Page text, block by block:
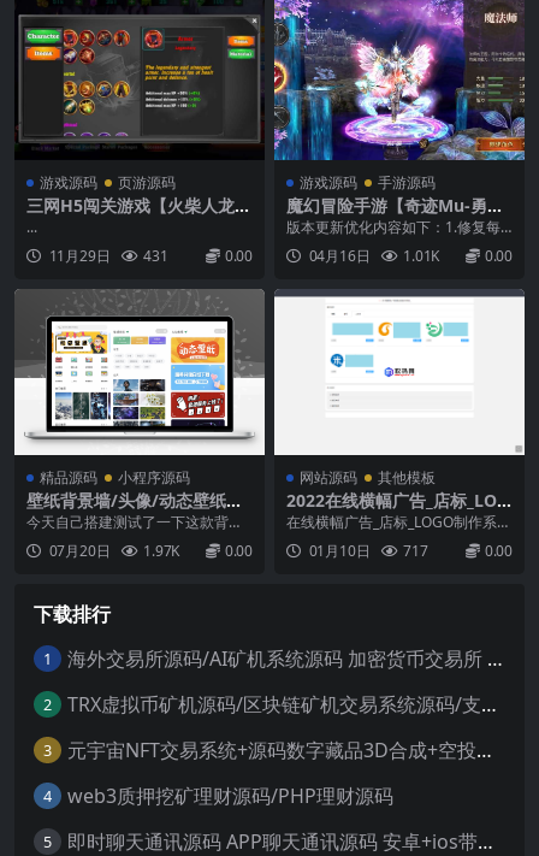
游戏源码 页游源码
三网H5闯关游戏【火柴人龙拳
服务端+Win一键服务端+逆向
前端源码+解压即玩+详细搭建
...
11月29日
431 0.00
游戏源码 手游源码
魔幻冒险手游【奇迹Mu-勇者
大陆修复版】最新整理Ubunt
u服务端+安卓苹果双端+CDK
授权后台+前后端全套源码+详
版本更新优化内容如下：1.修复每
次登录游戏需重新创建角色的异常
问题2.解决服务端长期运行后数据
重启服务端无法读取的问题4.优化
重启游戏指令导致角色被移出战盟
的BUG5.改善在线人数高峰期无法
正常进入游戏的问题...
04月16日 1.01K 0.00
精品源码 小程序源码
壁纸背景墙/头像/动态壁纸小
程序源码-支持用户投稿-带部
分采集功能+搭建教程
今天自己搭建测试了一下这款背景
墙/头像/动态壁纸小程序源码，源码
使用dcloud云开发(云开发优势：无
端小程序也就是说可以打包成微信
小程序也可以打包成QQ小程序相当
于一码二用,非...
07月20日 1.97K 0.00
网站源码 其他模板
2022在线横幅广告_店标_LOG
O制作系统最新源码
在线横幅广告_店标_LOGO制作系统
最新源码自带本地api非调用外部...
01月10日 717 0.00
下载排行
1 海外交易所源码/AI矿机系统源码 加密货币交易所 智能交易所源码
2 TRX虚拟币矿机源码/区块链矿机交易系统源码/支持 4国语言+usdt充值+搭建视频教程
3 元宇宙NFT交易系统+源码数字藏品3D合成+空投盲盒玩法抽集卡
4 web3质押挖矿理财源码/PHP理财源码
5 即时聊天通讯源码 APP聊天通讯源码 安卓+ios带后端源码控制